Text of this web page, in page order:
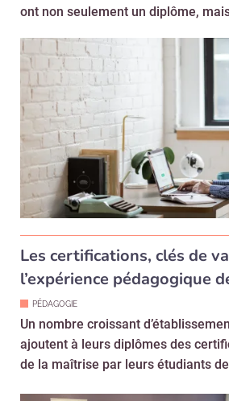
ont non seulement un diplôme,
Les certifications, clés de
l’expérience pédagogique
PÉDAGOGIE
Un nombre croissant
ajoutent à leurs diplômes des
de la maîtrise par leurs étudiants